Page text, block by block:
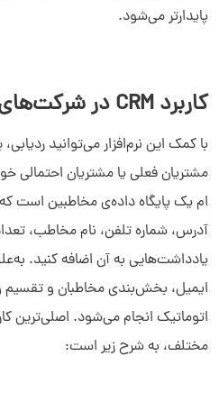
پایدارتر می‌شود.
کاربرد CRM در شرکت‌های تجهیزات پزشکی
با کمک این نرم‌افزار می‌توانید
مشتریان فعلی یا مشتریان احتمالی
ام یک پایگاه داده‌ی مخاطبین است که
آدرس، شماره تلفن، نام مخاطب،
یادداشت‌هایی به آن اضافه کنید.
ایمیل، بخش‌بندی مخاطبان و تقسیم
مختلف، به شرح زیر است: